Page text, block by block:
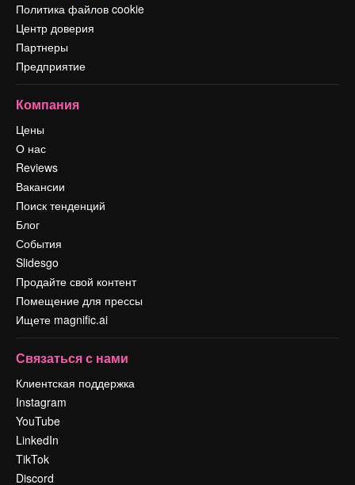
Политика файлов cookie
Центр доверия
Партнеры
Предприятие
Компания
Цены
О нас
Reviews
Вакансии
Поиск тенденций
Блог
События
Slidesgo
Продайте свой контент
Помещение для прессы
Ищете magnific.ai
Связаться с нами
Клиентская поддержка
Instagram
YouTube
LinkedIn
TikTok
Discord